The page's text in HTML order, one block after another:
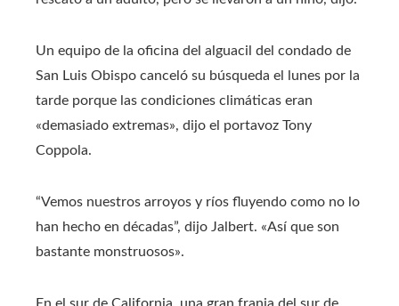
Un equipo de la oficina del alguacil del condado de
San Luis Obispo canceló su búsqueda el lunes por la
tarde porque las condiciones climáticas eran
«demasiado extremas», dijo el portavoz Tony
Coppola.
“Vemos nuestros arroyos y ríos fluyendo como no lo
han hecho en décadas”, dijo Jalbert. «Así que son
bastante monstruosos».